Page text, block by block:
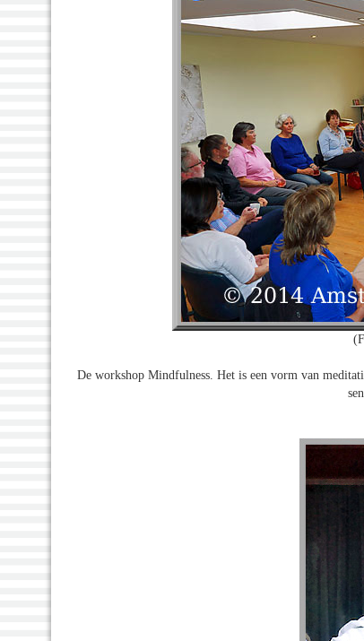
De workshop Mindfulness. Het is een vorm van